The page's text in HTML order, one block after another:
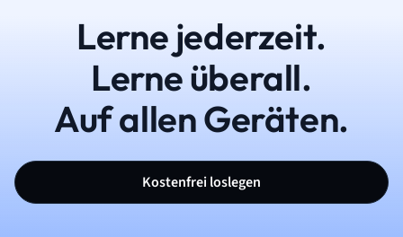
Lerne jederzeit.
Lerne überall.
Auf allen Geräten.
Kostenfrei loslegen